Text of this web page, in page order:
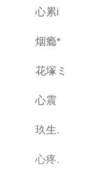
心累i
烟瘾*
花塚ミ
心震
玖生.
心疼.